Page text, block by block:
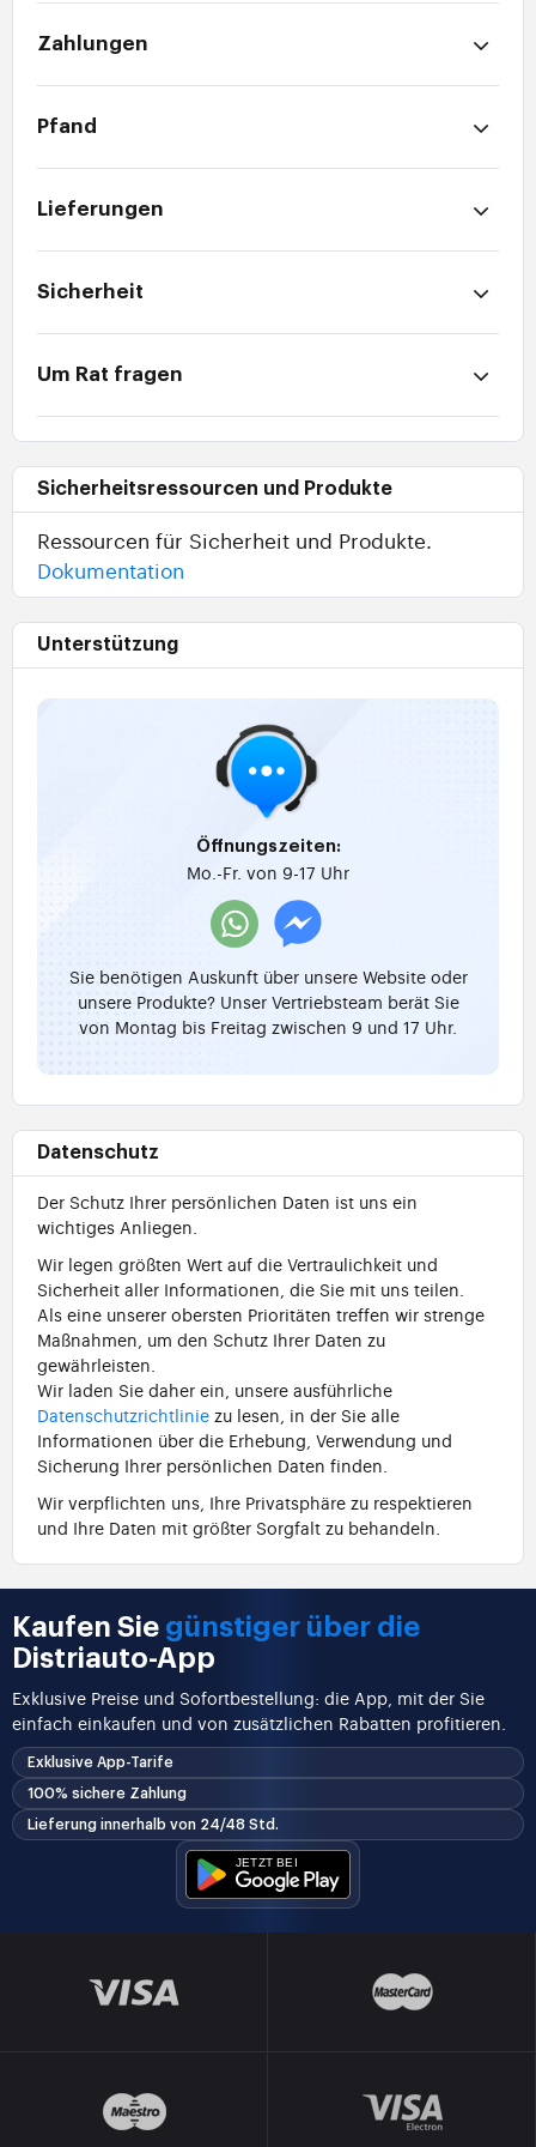
Zahlungen
Pfand
Lieferungen
Sicherheit
Um Rat fragen
Sicherheitsressourcen und Produkte
Ressourcen für Sicherheit und Produkte.
Dokumentation
Unterstützung
Öffnungszeiten:
Mo.-Fr. von 9-17 Uhr
Sie benötigen Auskunft über unsere Website oder
unsere Produkte? Unser Vertriebsteam berät Sie
von Montag bis Freitag zwischen 9 und 17 Uhr.
Datenschutz
Der Schutz Ihrer persönlichen Daten ist uns ein
wichtiges Anliegen.
Wir legen größten Wert auf die Vertraulichkeit und
Sicherheit aller Informationen, die Sie mit uns teilen.
Als eine unserer obersten Prioritäten treffen wir strenge
Maßnahmen, um den Schutz Ihrer Daten zu
gewährleisten.
Wir laden Sie daher ein, unsere ausführliche
Datenschutzrichtlinie zu lesen, in der Sie alle
Informationen über die Erhebung, Verwendung und
Sicherung Ihrer persönlichen Daten finden.
Wir verpflichten uns, Ihre Privatsphäre zu respektieren
und Ihre Daten mit größter Sorgfalt zu behandeln.
Kaufen Sie günstiger über die
Distriauto-App
Exklusive Preise und Sofortbestellung: die App, mit der Sie
einfach einkaufen und von zusätzlichen Rabatten profitieren.
Exklusive App-Tarife
100% sichere Zahlung
Lieferung innerhalb von 24/48 Std.